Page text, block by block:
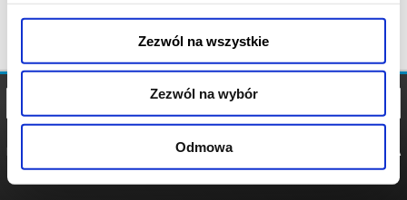
Zezwól na wszystkie
Zezwól na wybór
Odmowa
POLITYKA
POLITYKA